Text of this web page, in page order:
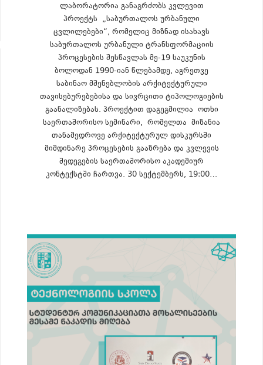
ლაბორატორია განაგრძობს კვლევით
პროექტს „საბურთალოს ურბანული
ცვლილებები“, რომელიც მიზნად ისახავს
საბურთალოს ურბანული ტრანსფორმაციის
პროცესების შესწავლას მე-19 საუკუნის
ბოლოდან 1990-იან წლებამდე, აგრეთვე
საბინაო მშენებლობის არქიტექტურული
თავისებურებებისა და სივრცითი ტიპოლოგიების
გაანალიზებას. პროექტით დაგეგმილია ოთხი
საერთაშორისო სემინარი, რომელთა მიზანია
თანამედროვე არქიტექტურულ დისკურსში
მიმდინარე პროცესების გააზრება და კვლევის
შედეგების საერთაშორისო აკადემიურ
კონტექსტში ჩართვა. 30 სექტემბერს, 19:00…